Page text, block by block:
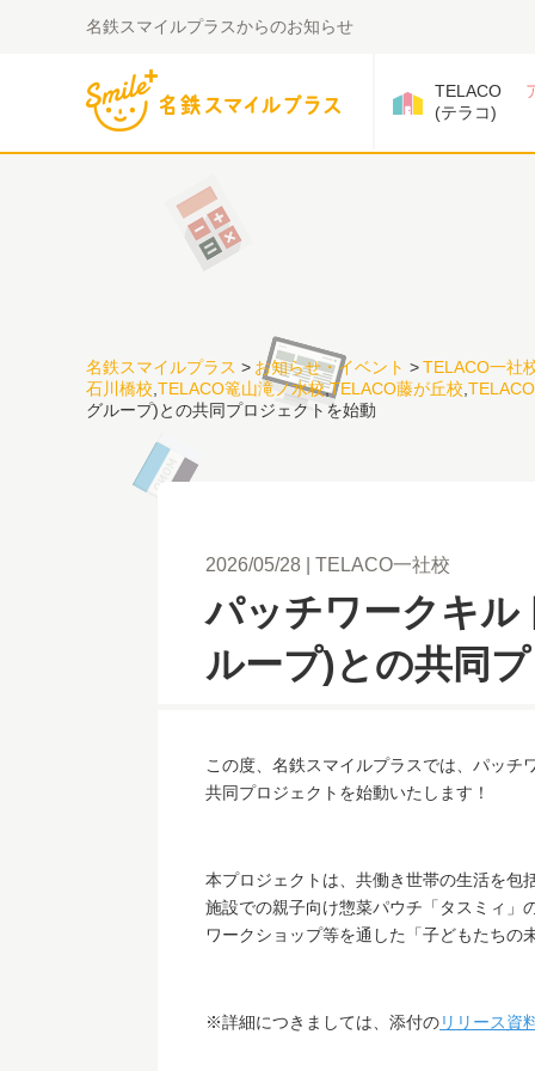
名鉄スマイルプラスからのお知らせ
TELACO
(テラコ)
名鉄スマイルプラス > お知らせ・イベント >TELACO一社
石川橋校 TELACO篭山滝ノ水校,TELACO藤が丘校
グループ)との共同プロジェクトを始動
2026/05/28 TELACO一社校
パッチワークキル
ループ)との共同
この度、名鉄スマイルプラスでは、パッチ
共同プロジェクトを始動いたします！
本プロジェクトは、共働き世帯の生活を包
施設での親子向け惣菜パウチ「タスミィ」
ワークショップ等を通した「子どもたちの
※詳細につきましては、添付のリリース資